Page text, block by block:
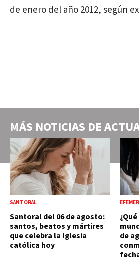
de enero del año 2012, según
MÁS NOTICIAS DE
SANTORAL
Santoral del 06 de agosto:
santos, beatos y mártires
que celebra la Iglesia
católica hoy
de